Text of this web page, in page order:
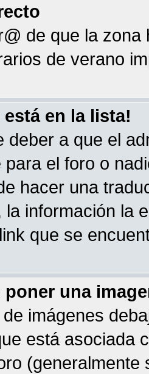
de que la
de verano
en la lista!
deber a que el
para el foro o
hacer una
la información la
que se
una
imágenes
está asociada